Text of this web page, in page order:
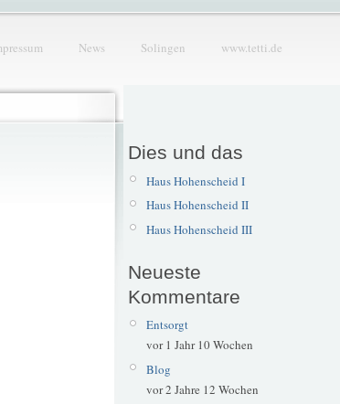
News Solingen www.tetti.de
Dies und das
Haus Hohenscheid I
Haus Hohenscheid II
Haus Hohenscheid III
Neueste
Kommentare
Entsorgt
vor 1 Jahr 10 Wochen
Blog
vor 2 Jahre 12 Wochen